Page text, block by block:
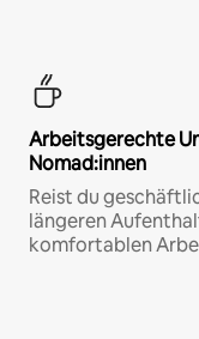
Arbeitsgerechte
Nomad:innen
Reist du
längeren
komfortablen